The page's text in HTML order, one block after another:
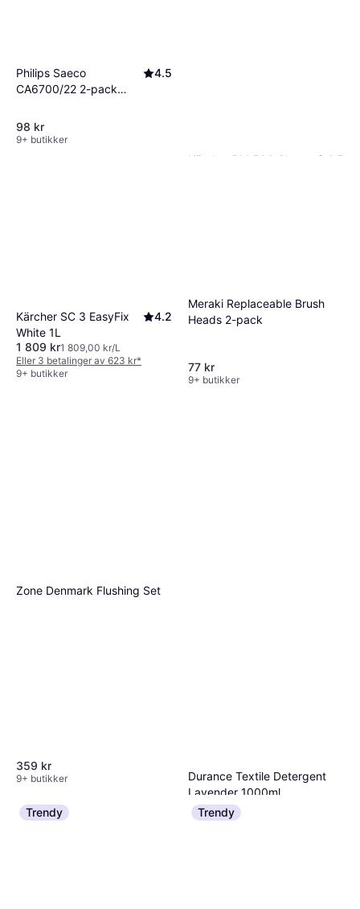
Philips Saeco
CA6700/22 2-pack
4.5
98 kr
9+ butikker
Kärcher RM 500 Glass
4.5
Kärcher SC 3 EasyFix
White 1L
4.2
1 809 kr1 809,00 kr/L
Eller 3 betalinger av 623 kr*
9+ butikker
Meraki Replaceable Brush
Heads 2-pack
77 kr
9+ butikker
Zone Denmark Flushing Set
359 kr
9+ butikker
Durance Textile Detergent
Lavender 1000ml
209 kr
7 butikker
Trendy Trendy